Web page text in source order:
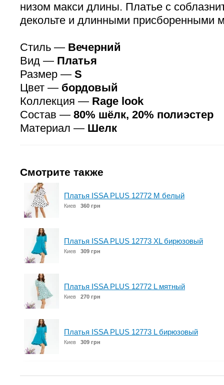
низом макси длины. Платье с
декольте и длинными присборенными
Стиль — Вечерний
Вид — Платья
Размер — S
Цвет — бордовый
Коллекция — Rage look
Состав — 80% шёлк, 20% полиэстер
Материал — Шелк
Смотрите также
Платья ISSA PLUS 12772 M белый
Киев 360 грн
Платья ISSA PLUS 12773 XL бирюзовый
Киев 309 грн
Платья ISSA PLUS 12772 L мятный
Киев 270 грн
Платья ISSA PLUS 12773 L бирюзовый
Киев 309 грн